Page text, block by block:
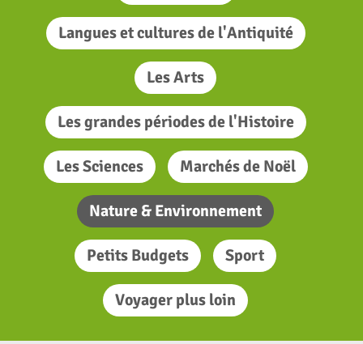
Langues et cultures de l'Antiquité
Les Arts
Les grandes périodes de l'Histoire
Les Sciences Marchés de Noël
Nature & Environnement
Petits Budgets Sport
Voyager plus loin